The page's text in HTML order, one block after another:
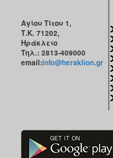
Αγίου Τίτου 1,
Τ.Κ. 71202,
Ηράκλειο
Τηλ.: 2813-409000
email:info@heraklion.gr